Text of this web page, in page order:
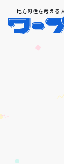
地方移住を考える